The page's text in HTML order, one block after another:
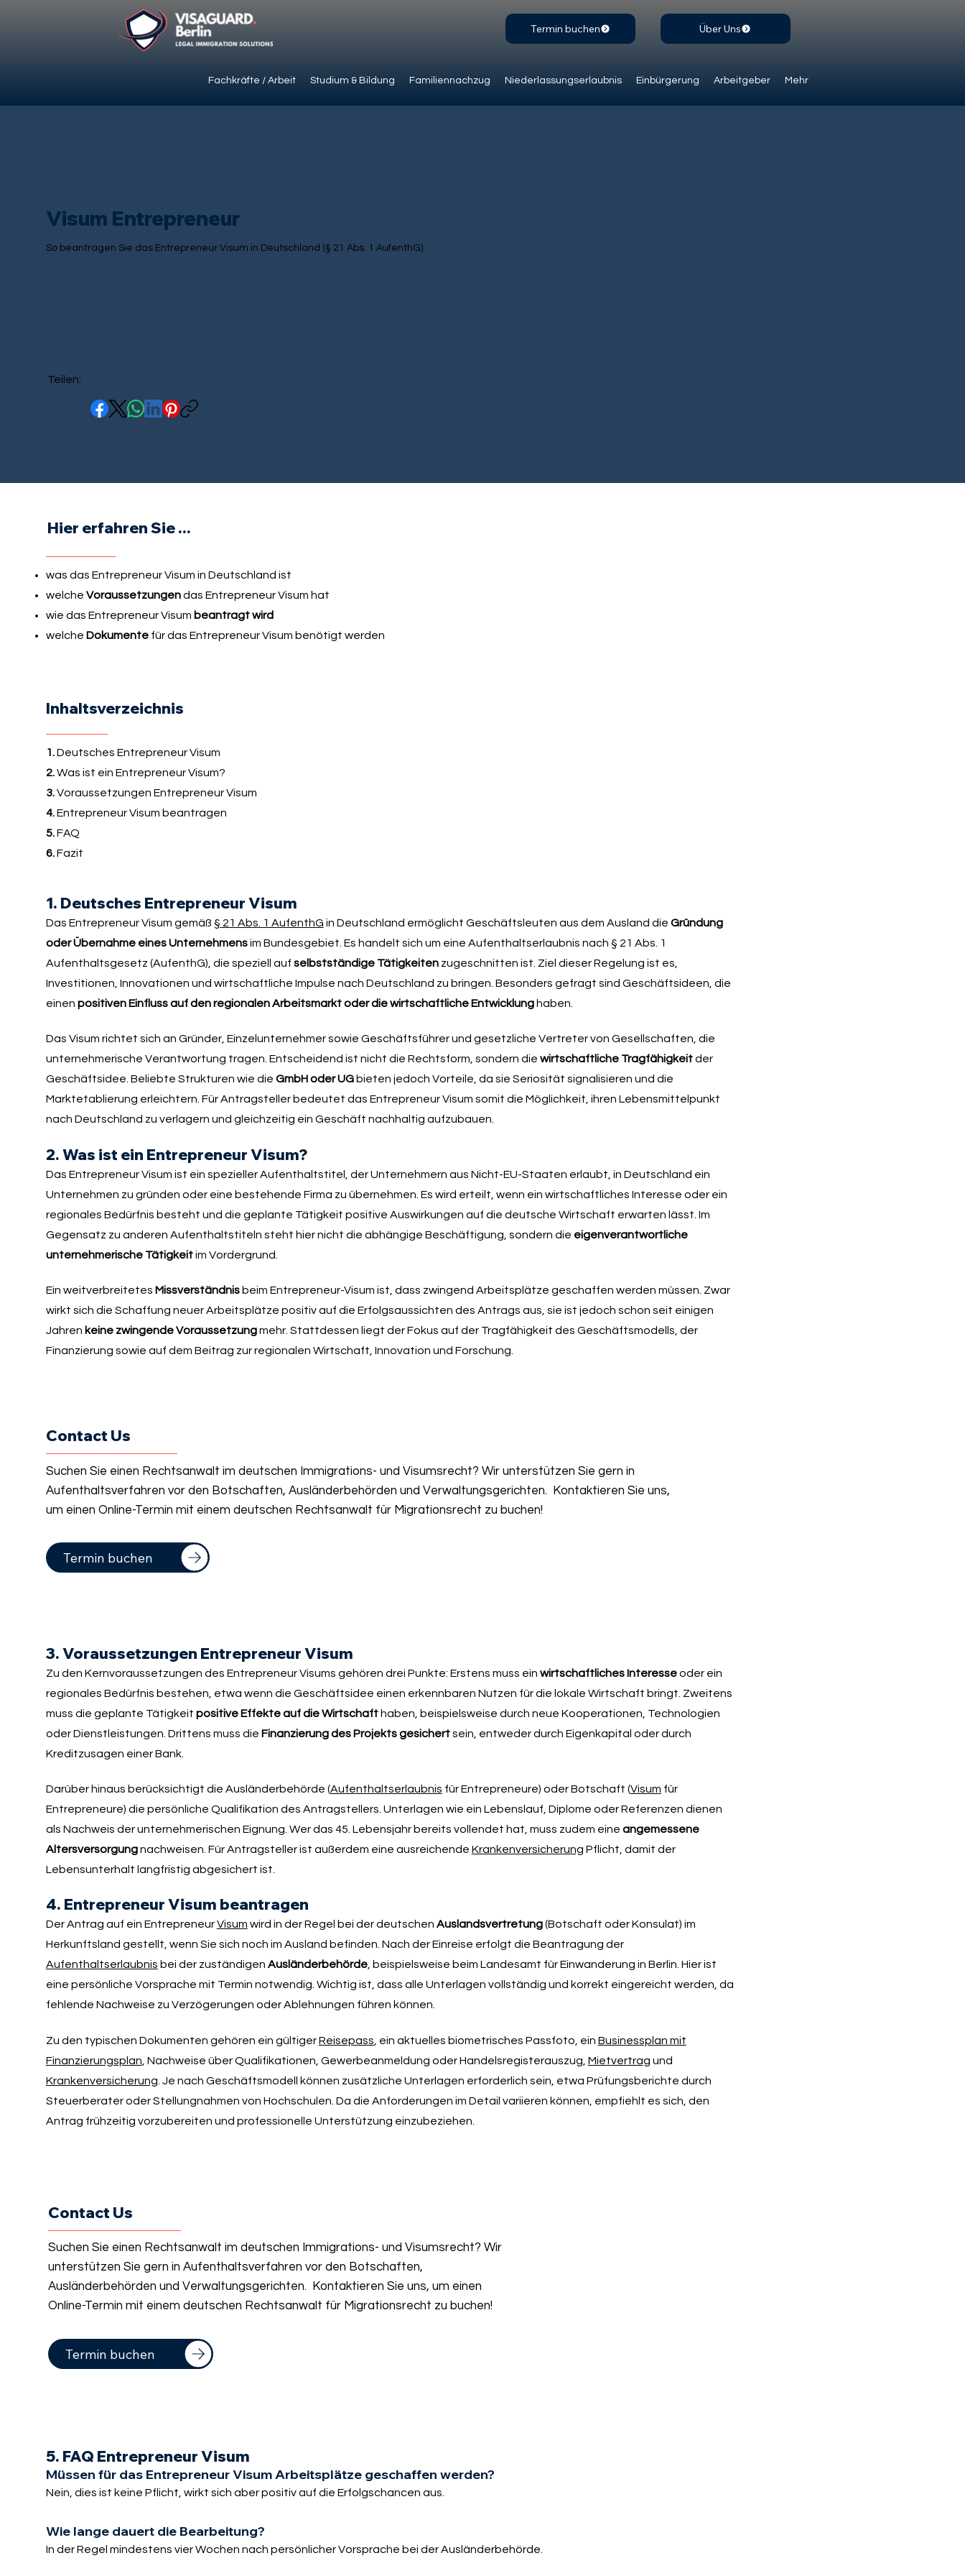
Fachkräfte / Arbeit Studium & Bildung Familiennachzug Niederlassungserlaubnis Einbürgerung Arbeitgeber Mehr
Termin buchen Über Uns
Visum Entrepreneur
So beantragen Sie das Entrepreneur Visum in Deutschland (§ 21 Abs. 1 AufenthG).
Teilen:
Hier erfahren Sie ...
was das Entrepreneur Visum in Deutschland ist
welche Voraussetzungendas Entrepreneur Visum hat
wie das Entrepreneur Visum beantragt wird
welche Dokumentefür das Entrepreneur Visum benötigt werden
Inhaltsverzeichnis
1.Deutsches Entrepreneur Visum
2.Was ist ein Entrepreneur Visum?
3.Voraussetzungen Entrepreneur Visum
4.Entrepreneur Visum beantragen
5.FAQ
6.Fazit
1. Deutsches Entrepreneur Visum
Das Entrepreneur Visum gemäß § 21 Abs. 1 AufenthG in Deutschland ermöglicht Geschäftsleuten aus dem Ausland die Gründung
oder Übernahme eines Unternehmensim Bundesgebiet. Es handelt sich um eine Aufenthaltserlaubnis nach § 21 Abs. 1
Aufenthaltsgesetz (AufenthG), die speziell auf selbstständige Tätigkeitenzugeschnitten ist. Ziel dieser Regelung ist es,
Investitionen, Innovationen und wirtschaftliche Impulse nach Deutschland zu bringen. Besonders gefragt sind Geschäftsideen, die
einen positiven Einfluss auf den regionalen Arbeitsmarkt oder die wirtschaftliche Entwicklunghaben.
Das Visum richtet sich an Gründer, Einzelunternehmer sowie Geschäftsführer und gesetzliche Vertreter von Gesellschaften, die
unternehmerische Verantwortung tragen. Entscheidend ist nicht die Rechtsform, sondern die wirtschaftliche Tragfähigkeitder
Geschäftsidee. Beliebte Strukturen wie die GmbH oder UGbieten jedoch Vorteile, da sie Seriosität signalisieren und die
Marktetablierung erleichtern. Für Antragsteller bedeutet das Entrepreneur Visum somit die Möglichkeit, ihren Lebensmittelpunkt
nach Deutschland zu verlagern und gleichzeitig ein Geschäft nachhaltig aufzubauen.
2. Was ist ein Entrepreneur Visum?
Das Entrepreneur Visum ist ein spezieller Aufenthaltstitel, der Unternehmern aus Nicht-EU-Staaten erlaubt, in Deutschland ein
Unternehmen zu gründen oder eine bestehende Firma zu übernehmen. Es wird erteilt, wenn ein wirtschaftliches Interesse oder ein
regionales Bedürfnis besteht und die geplante Tätigkeit positive Auswirkungen auf die deutsche Wirtschaft erwarten lässt. Im
Gegensatz zu anderen Aufenthaltstiteln steht hier nicht die abhängige Beschäftigung, sondern die eigenverantwortliche
unternehmerische Tätigkeitim Vordergrund.
Ein weitverbreitetes Missverständnisbeim Entrepreneur-Visum ist, dass zwingend Arbeitsplätze geschaffen werden müssen. Zwar
wirkt sich die Schaffung neuer Arbeitsplätze positiv auf die Erfolgsaussichten des Antrags aus, sie ist jedoch schon seit einigen
Jahren keine zwingende Voraussetzungmehr. Stattdessen liegt der Fokus auf der Tragfähigkeit des Geschäftsmodells, der
Finanzierung sowie auf dem Beitrag zur regionalen Wirtschaft, Innovation und Forschung.
Contact Us
Suchen Sie einen Rechtsanwalt im deutschen Immigrations- und Visumsrecht? Wir unterstützen Sie gern in
Aufenthaltsverfahren vor den Botschaften, Ausländerbehörden und Verwaltungsgerichten. Kontaktieren Sie uns,
um einen Online-Termin mit einem deutschen Rechtsanwalt für Migrationsrecht zu buchen!
Termin buchen
3. Voraussetzungen Entrepreneur Visum
Zu den Kernvoraussetzungen des Entrepreneur Visums gehören drei Punkte: Erstens muss ein wirtschaftliches Interesseoder ein
regionales Bedürfnis bestehen, etwa wenn die Geschäftsidee einen erkennbaren Nutzen für die lokale Wirtschaft bringt. Zweitens
muss die geplante Tätigkeit positive Effekte auf die Wirtschafthaben, beispielsweise durch neue Kooperationen, Technologien
oder Dienstleistungen. Drittens muss die Finanzierung des Projekts gesichertsein, entweder durch Eigenkapital oder durch
Kreditzusagen einer Bank.
Darüber hinaus berücksichtigt die Ausländerbehörde (Aufenthaltserlaubnis für Entrepreneure) oder Botschaft (Visum für
Entrepreneure) die persönliche Qualifikation des Antragstellers. Unterlagen wie ein Lebenslauf, Diplome oder Referenzen dienen
als Nachweis der unternehmerischen Eignung. Wer das 45. Lebensjahr bereits vollendet hat, muss zudem eine angemessene
Altersversorgungnachweisen. Für Antragsteller ist außerdem eine ausreichende Krankenversicherung Pflicht, damit der
Lebensunterhalt langfristig abgesichert ist.
4. Entrepreneur Visum beantragen
Der Antrag auf ein EntrepreneurVisum wird in der Regel bei der deutschen Auslandsvertretung(Botschaft oder Konsulat) im
Herkunftsland gestellt, wenn Sie sich noch im Ausland befinden. Nach der Einreise erfolgt die Beantragung der
Aufenthaltserlaubnis bei der zuständigen Ausländerbehörde, beispielsweise beim Landesamt für Einwanderung in Berlin. Hier ist
eine persönliche Vorsprache mit Termin notwendig. Wichtig ist, dass alle Unterlagen vollständig und korrekt eingereicht werden, da
fehlende Nachweise zu Verzögerungen oder Ablehnungen führen können.
Zu den typischen Dokumenten gehören ein gültigerReisepass , ein aktuelles biometrisches Passfoto, ein Businessplan mit
Finanzierungsplan , Nachweise über Qualifikationen, Gewerbeanmeldung oder Handelsregisterauszug, Mietvertrag und
Krankenversicherung . Je nach Geschäftsmodell können zusätzliche Unterlagen erforderlich sein, etwa Prüfungsberichte durch
Steuerberater oder Stellungnahmen von Hochschulen. Da die Anforderungen im Detail variieren können, empfiehlt es sich, den
Antrag frühzeitig vorzubereiten und professionelle Unterstützung einzubeziehen.
Contact Us
Suchen Sie einen Rechtsanwalt im deutschen Immigrations- und Visumsrecht? Wir
unterstützen Sie gern in Aufenthaltsverfahren vor den Botschaften,
Ausländerbehörden und Verwaltungsgerichten. Kontaktieren Sie uns, um einen
Online-Termin mit einem deutschen Rechtsanwalt für Migrationsrecht zu buchen!
Termin buchen
5. FAQ Entrepreneur Visum
Müssen für das Entrepreneur Visum Arbeitsplätze geschaffen werden?
Nein, dies ist keine Pflicht, wirkt sich aber positiv auf die Erfolgschancen aus.
Wie lange dauert die Bearbeitung?
In der Regel mindestens vier Wochen nach persönlicher Vorsprache bei der Ausländerbehörde.